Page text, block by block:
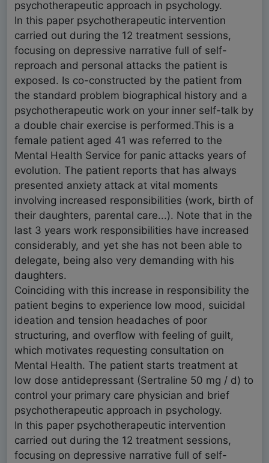
psychotherapeutic approach in psychology.
In this paper psychotherapeutic intervention
carried out during the 12 treatment sessions,
focusing on depressive narrative full of self-
reproach and personal attacks the patient is
exposed. Is co-constructed by the patient from
the standard problem biographical history and a
psychotherapeutic work on your inner self-talk by
a double chair exercise is performed.This is a
female patient aged 41 was referred to the
Mental Health Service for panic attacks years of
evolution. The patient reports that has always
presented anxiety attack at vital moments
involving increased responsibilities (work, birth of
their daughters, parental care...). Note that in the
last 3 years work responsibilities have increased
considerably, and yet she has not been able to
delegate, being also very demanding with his
daughters.
Coinciding with this increase in responsibility the
patient begins to experience low mood, suicidal
ideation and tension headaches of poor
structuring, and overflow with feeling of guilt,
which motivates requesting consultation on
Mental Health. The patient starts treatment at
low dose antidepressant (Sertraline 50 mg / d) to
control your primary care physician and brief
psychotherapeutic approach in psychology.
In this paper psychotherapeutic intervention
carried out during the 12 treatment sessions,
focusing on depressive narrative full of self-